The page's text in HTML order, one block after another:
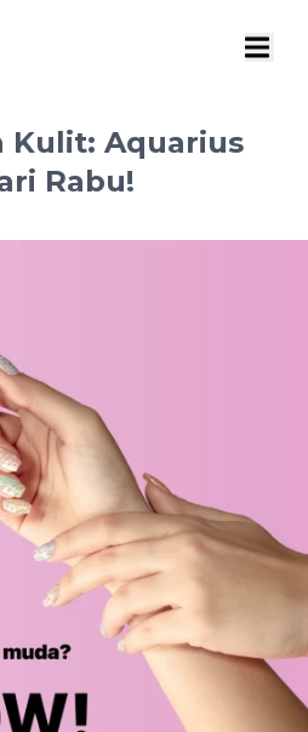
Kulit: Aquarius
Rabu!